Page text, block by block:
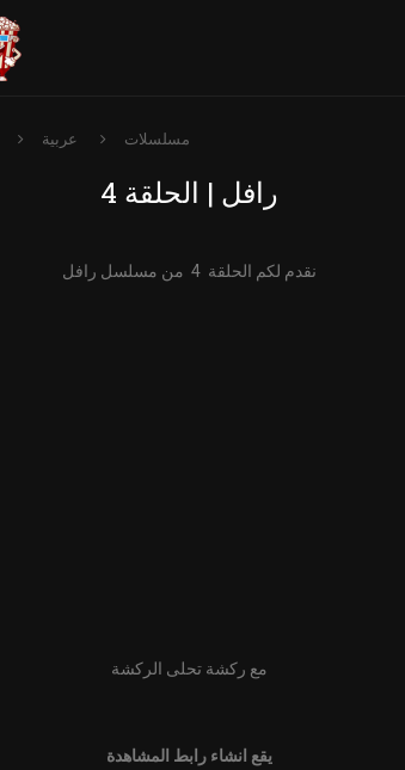
مسلسلات عربية
رافل | الحلقة 4
نقدم لكم الحلقة 4 من مسلسل رافل
مع ركشة تحلى الركشة
يقع انشاء رابط المشاهدة